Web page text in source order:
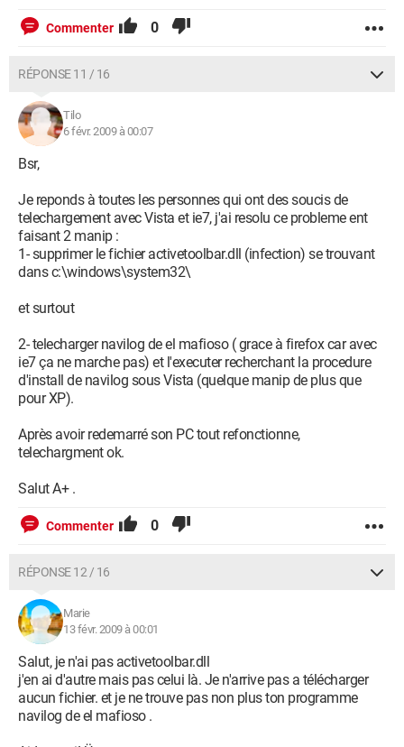
Commenter 0
RÉPONSE 11 / 16
Tilo
6 févr. 2009 à 00:07
Bsr,
Je reponds à toutes les personnes qui ont des soucis de
telechargement avec Vista et ie7, j'ai resolu ce probleme ent
faisant 2 manip :
1- supprimer le fichier activetoolbar.dll (infection) se trouvant
dans c:\windows\system32\
et surtout
2- telecharger navilog de el mafioso ( grace à firefox car avec
ie7 ça ne marche pas) et l'executer recherchant la procedure
d'install de navilog sous Vista (quelque manip de plus que
pour XP).
Après avoir redemarré son PC tout refonctionne,
telechargment ok.
Salut A+ .
Commenter 0
RÉPONSE 12 / 16
Marie
13 févr. 2009 à 00:01
Salut, je n'ai pas activetoolbar.dll
j'en ai d'autre mais pas celui là. Je n'arrive pas a télécharger
aucun fichier. et je ne trouve pas non plus ton programme
navilog de el mafioso .